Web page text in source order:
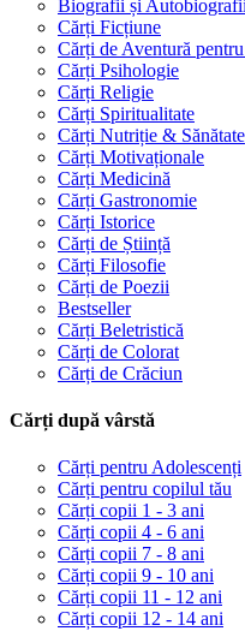
Biografii și Autobiografii
Cărți Ficțiune
Cărți de Aventură
Cărți Psihologie
Cărți Religie
Cărți Spiritualitate
Cărți Nutriție & Sănătate
Cărți Motivaționale
Cărți Medicină
Cărți Gastronomie
Cărți Istorice
Cărți de Știință
Cărți Filosofie
Cărți de Poezii
Bestseller
Cărți Beletristică
Cărți de Colorat
Cărți de Crăciun
Cărți după vârstă
Cărți pentru Adolescenți
Cărți pentru copilul tău
Cărți copii 1 - 3 ani
Cărți copii 4 - 6 ani
Cărți copii 7 - 8 ani
Cărți copii 9 - 10 ani
Cărți copii 11 - 12 ani
Cărți copii 12 - 14 ani